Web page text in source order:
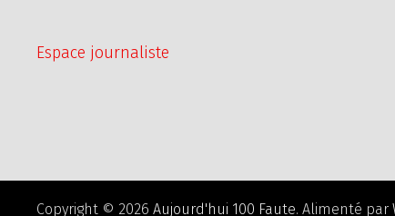
Espace journaliste
Copyright © 2026Aujourd'hui 100 Faute. Alimenté par